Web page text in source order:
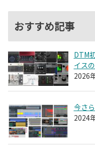
おすすめ記事
DTM
イス
2026
今さ
2024